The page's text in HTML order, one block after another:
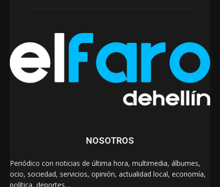
NOSOTROS
Periódico con noticias de última hora, multimedia, álbumes,
ocio, sociedad, servicios, opinión, actualidad local, economía,
política, deportes…